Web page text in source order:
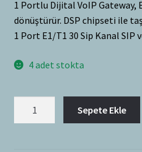
1 Portlu Dijital VoIP Gateway,
dönüştürür. DSP chipseti ile
1 Port E1/T1 30 Sip Kanal SIP
4 adet stokta
Sepete Ekle